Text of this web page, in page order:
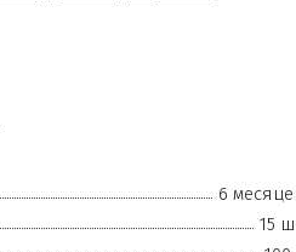
6
15